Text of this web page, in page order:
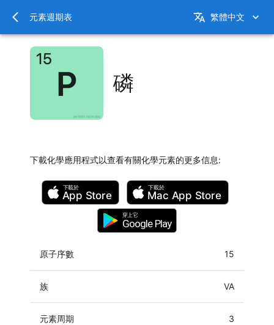
元素週期表 繁體中文
磷
下載化學應用程式以查看有關化學元素的更多信息:
下載於
App Store
下載於
Mac App Store
穿上它
Google Play
原子序數 15
族 VA
元素周期 3